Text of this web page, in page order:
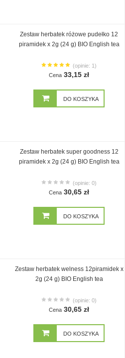
Zestaw herbatek różowe pudełko 12
piramidek x 2g (24 g) BIO English tea
(opinie: 1)
Cena 33,15 zł
DO KOSZYKA
Zestaw herbatek super goodness 12
piramidek x 2g (24 g) BIO English tea
(opinie: 0)
Cena 30,65 zł
DO KOSZYKA
Zestaw herbatek welness 12piramidek x
2g (24 g) BIO English tea
(opinie: 0)
Cena 30,65 zł
DO KOSZYKA